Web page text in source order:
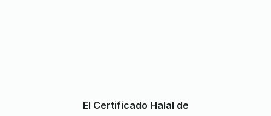
El Certificado Halal de